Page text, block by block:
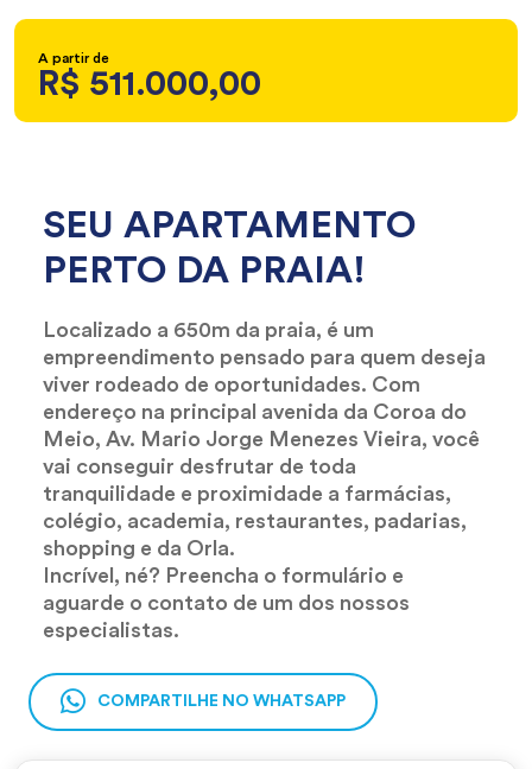
A partir de
R$ 511.000,00
SEU APARTAMENTO
PERTO DA PRAIA!
Localizado a 650m da praia, é um
empreendimento pensado para quem deseja
viver rodeado de oportunidades. Com
endereço na principal avenida da Coroa do
Meio, Av. Mario Jorge Menezes Vieira, você
vai conseguir desfrutar de toda
tranquilidade e proximidade a farmácias,
colégio, academia, restaurantes, padarias,
shopping e da Orla.
Incrível, né? Preencha o formulário e
aguarde o contato de um dos nossos
especialistas.
COMPARTILHE NO WHATSAPP